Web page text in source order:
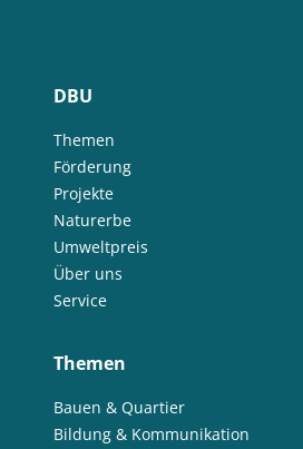
DBU
Themen
Förderung
Projekte
Naturerbe
Umweltpreis
Über uns
Service
Themen
Bauen & Quartier
Bildung & Kommunikation